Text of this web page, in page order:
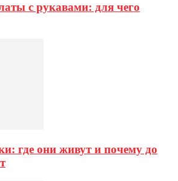
с рукавами: для чего
где они живут и почему до